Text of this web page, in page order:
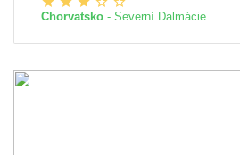
Chorvatsko - Severní Dalmácie